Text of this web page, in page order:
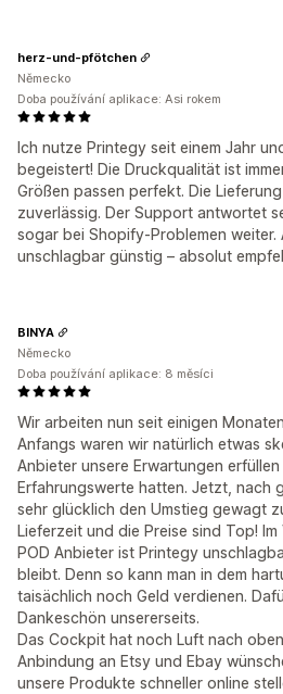
Ich nutze Printegy seit einem Jahr
begeistert! Die Druckqualität ist
Größen passen perfekt. Die
zuverlässig. Der Support antwortet
sogar bei Shopify-Problemen weiter.
unschlagbar günstig – absolut
herz-und-pfötchen
Německo
Doba používání aplikace: Asi rokem
Wir arbeiten nun seit einigen
Anfangs waren wir natürlich etwas
Anbieter unsere Erwartungen
Erfahrungswerte hatten. Jetzt, nach
sehr glücklich den Umstieg gewagt
Lieferzeit und die Preise sind Top!
POD Anbieter ist Printegy
bleibt. Denn so kann man in dem
taisächlich noch Geld verdienen.
Dankeschön unsererseits.
Das Cockpit hat noch Luft nach
Anbindung an Etsy und Ebay
unsere Produkte schneller online
BINYA
Německo
Doba používání aplikace: 8 měsíci